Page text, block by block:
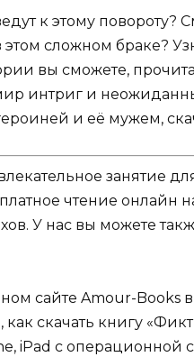
к этому повороту?
этом сложном браке?
вы сможете,
интриг и
и её мужем,
занятие
чтение онлайн
У нас вы можете
сайте Amour-Books
скачать книгу
iPad с операционной